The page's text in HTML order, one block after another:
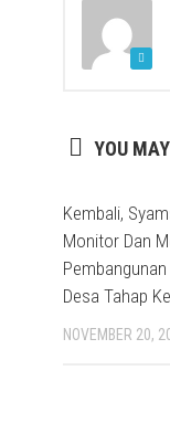
YOU
Kembali,
Monitor Dan
Desa Tahap
NOVEMBER 20,